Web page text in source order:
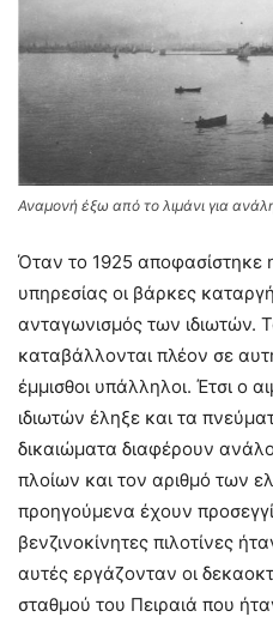
Αναμονή έξω από το λιμάνι για
Όταν το 1925 αποφασίστηκε
υπηρεσίας οι βάρκες
ανταγωνισμός των ιδιωτών.
καταβάλλονται πλέον σε
έμμισθοι υπάλληλοι. Έτσι ο
ιδιωτών έληξε και τα
δικαιώματα διαφέρουν
πλοίων και τον αριθμό των
προηγούμενα έχουν
βενζινοκίνητες πιλοτίνες
αυτές εργάζονταν οι
σταθμού του Πειραιά που